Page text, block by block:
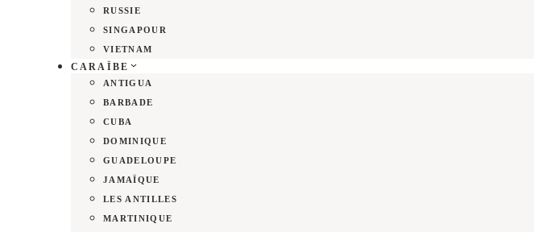
RUSSIE
SINGAPOUR
VIETNAM
CARAÏBE
ANTIGUA
BARBADE
CUBA
DOMINIQUE
GUADELOUPE
JAMAÏQUE
LES ANTILLES
MARTINIQUE